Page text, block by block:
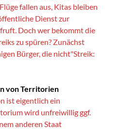
fallen aus, Kitas bleiben
Dienst zur
Doch wer bekommt die
zu spüren? Zunächst
Bürger, die nicht"Streik:
von Territorien
ist eigentlich ein
wird unfreiwillig ggf.
anderen Staat